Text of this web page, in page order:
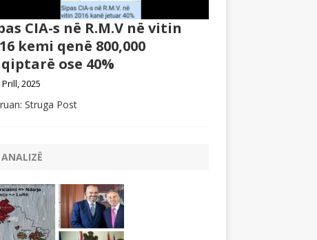
CIA-s në R.M.V në vitin
kemi qenë 800,000
ose 40%
Prill, 2025
Struga Post
ANALIZË